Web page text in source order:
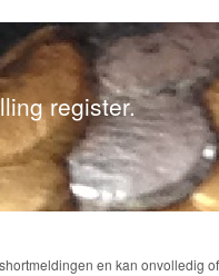
register.
en kan onvolledig